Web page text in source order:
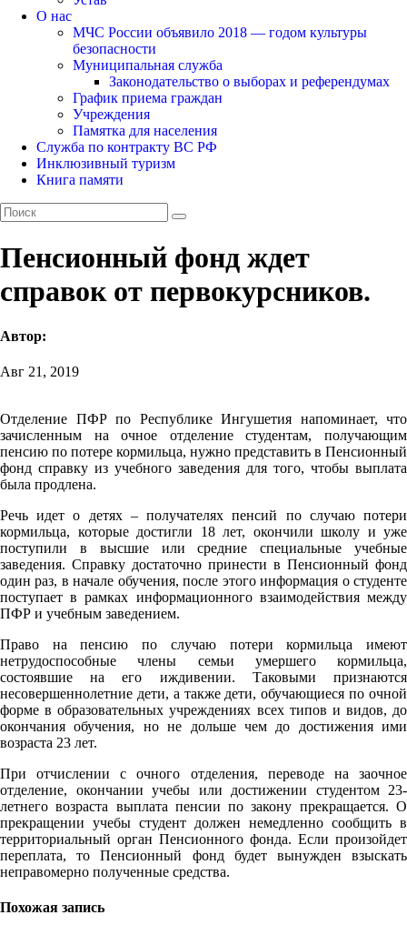
О нас
МЧС России объявило 2018 — годом культуры
безопасности
Муниципальная служба
Законодательство о выборах и референдумах
График приема граждан
Учреждения
Памятка для населения
Служба по контракту ВС РФ
Инклюзивный туризм
Книга памяти
Пенсионный фонд ждет
справок от первокурсников.
Автор:
Авг 21, 2019
Отделение ПФР по Республике Ингушетия напоминает, что
зачисленным на очное отделение студентам, получающим
пенсию по потере кормильца, нужно представить в Пенсионный
фонд справку из учебного заведения для того, чтобы выплата
была продлена.
Речь идет о детях – получателях пенсий по случаю потери
кормильца, которые достигли 18 лет, окончили школу и уже
поступили в высшие или средние специальные учебные
заведения. Справку достаточно принести в Пенсионный фонд
один раз, в начале обучения, после этого информация о студенте
поступает в рамках информационного взаимодействия между
ПФР и учебным заведением.
Право на пенсию по случаю потери кормильца имеют
нетрудоспособные члены семьи умершего кормильца,
состоявшие на его иждивении. Таковыми признаются
несовершеннолетние дети, а также дети, обучающиеся по очной
форме в образовательных учреждениях всех типов и видов, до
окончания обучения, но не дольше чем до достижения ими
возраста 23 лет.
При отчислении с очного отделения, переводе на заочное
отделение, окончании учебы или достижении студентом 23-
летнего возраста выплата пенсии по закону прекращается. О
прекращении учебы студент должен немедленно сообщить в
территориальный орган Пенсионного фонда. Если произойдет
переплата, то Пенсионный фонд будет вынужден взыскать
неправомерно полученные средства.
Похожая запись